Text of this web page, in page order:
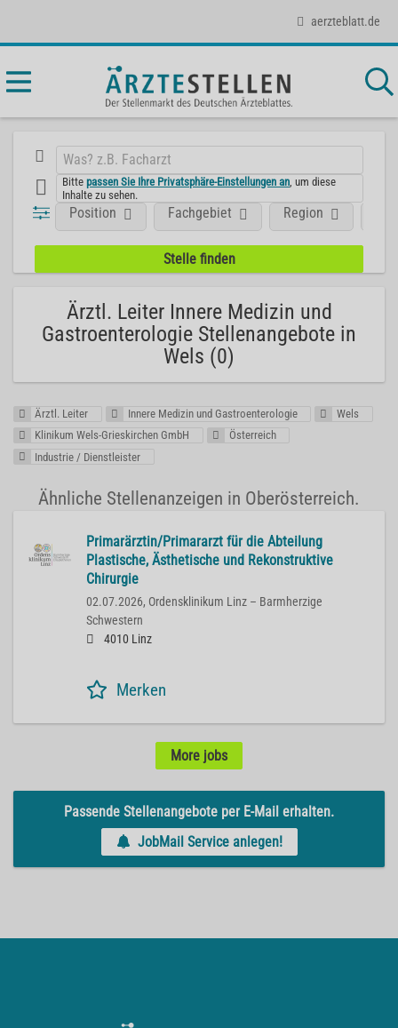
aerzteblatt.de
Bittepassen Sie Ihre Privatsphäre-Einstellungen an , um diese
Inhalte zu sehen.
Position Fachgebiet Region
Ärztl. Leiter Innere Medizin und
Gastroenterologie Stellenangebote in
Wels (0)
Ärztl. Leiter Innere Medizin und Gastroenterologie
Wels
Klinikum Wels-Grieskirchen GmbH
Österreich
Industrie / Dienstleister
Ähnliche Stellenanzeigen in Oberösterreich.
Primarärztin/Primararzt für die Abteilung
Plastische, Ästhetische und Rekonstruktive
Chirurgie
02.07.2026, Ordensklinikum Linz – Barmherzige
Schwestern
4010 Linz
Merken
More jobs
Passende Stellenangebote per E-Mail erhalten.
JobMail Service anlegen!